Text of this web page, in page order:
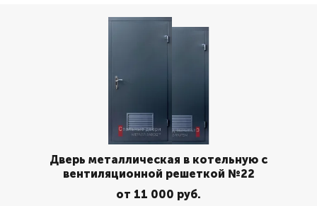
Дверь металлическая в котельную с
вентиляционной решеткой №22
от 11 000 руб.